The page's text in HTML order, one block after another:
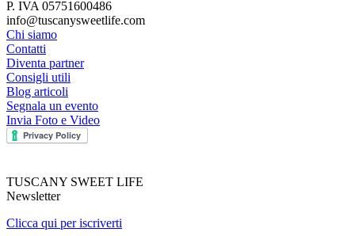
P. IVA 05751600486
info@tuscanysweetlife.com
Chi siamo
Contatti
Diventa partner
Consigli utili
Blog articoli
Segnala un evento
Invia Foto e Video
TUSCANY SWEET LIFE
Newsletter
Clicca qui per iscriverti